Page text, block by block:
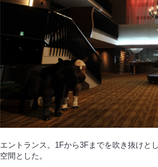
エントランス。1Fから3Fまでを吹き抜けと
空間とした。